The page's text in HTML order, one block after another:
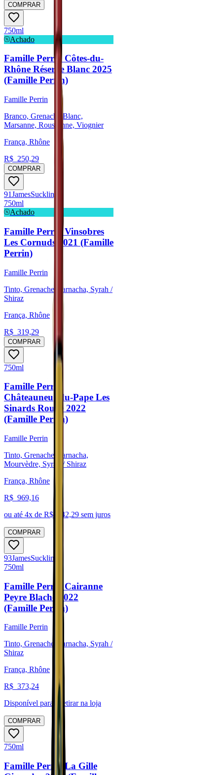
COMPRAR
750ml
Achado
Famille Perrin Côtes-du-
Rhône Réserve Blanc 2025
(Famille Perrin)
Famille Perrin
Branco, Grenache Blanc,
Marsanne, Roussanne, Viognier
França, Rhône
R$ 250,29
COMPRAR
91JamesSuckling
750ml
Achado
Famille Perrin Vinsobres
Les Cornuds 2021 (Famille
Perrin)
Famille Perrin
Tinto, Grenache/Garnacha, Syrah /
Shiraz
França, Rhône
R$ 319,29
COMPRAR
750ml
Famille Perrin
Châteauneuf-du-Pape Les
Sinards Rouge 2022
(Famille Perrin)
Famille Perrin
Tinto, Grenache/Garnacha,
Mourvèdre, Syrah / Shiraz
França, Rhône
R$ 969,16
ou até 4x de R$ 242,29 sem juros
COMPRAR
93JamesSuckling
750ml
Famille Perrin Cairanne
Peyre Blache 2022
(Famille Perrin)
Famille Perrin
Tinto, Grenache/Garnacha, Syrah /
Shiraz
França, Rhône
R$ 373,24
Disponível para: Retirar na loja
COMPRAR
750ml
Famille Perrin La Gille